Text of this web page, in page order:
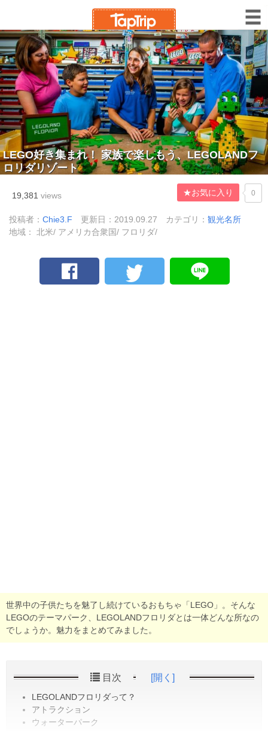
LEGO好き集まれ！ 家族で楽しもう、LEGOLANDフ
ロリダリゾート
19,381 views ★お気に入り 0
投稿者： Chie3.F 更新日：2019.09.27 カテゴリ： 観光名所
地域： 北米/ アメリカ合衆国/ フロリダ/
世界中の子供たちを魅了し続けているおもちゃ「LEGO」。そんな
LEGOのテーマパーク、LEGOLANDフロリダとは一体どんな所なの
でしょうか。魅力をまとめてみました。
目次 [開く]
LEGOLANDフロリダって？
アトラクション
ウォーターパーク